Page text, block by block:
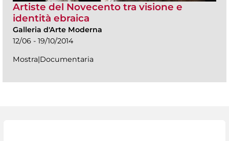
Artiste del Novecento tra visione e
identità ebraica
Galleria d'Arte Moderna
12/06 - 19/10/2014
Mostra|Documentaria